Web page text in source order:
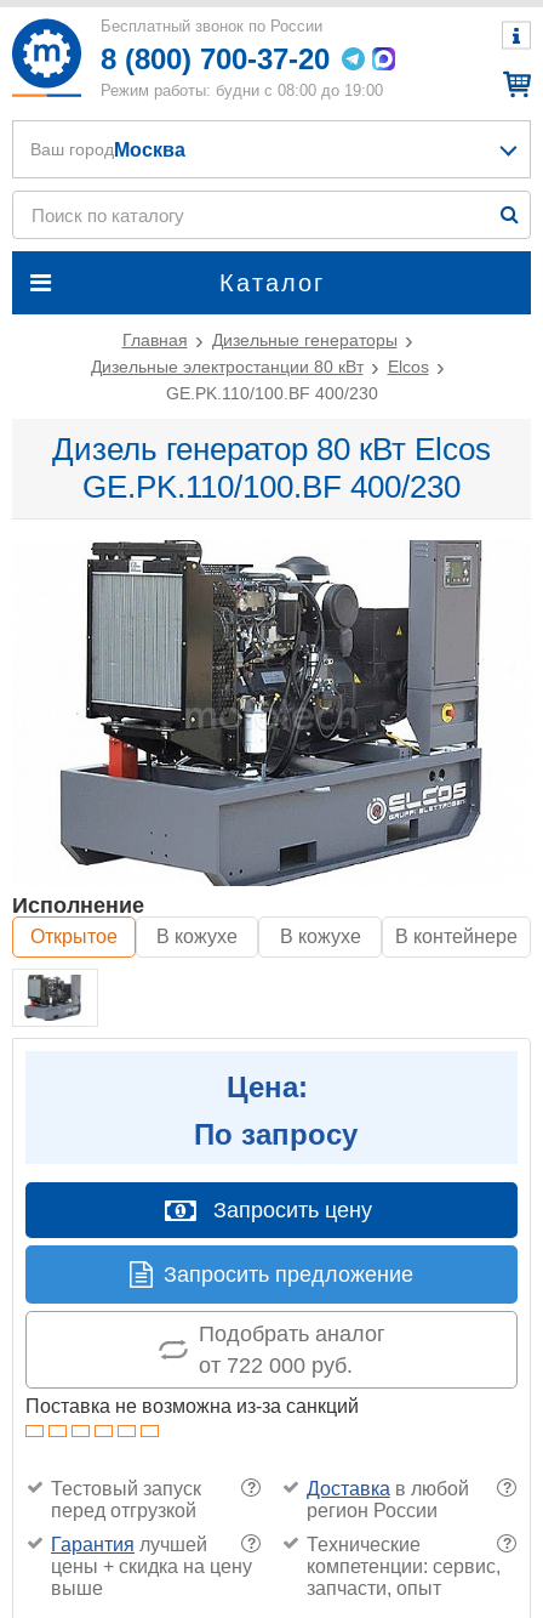
Бесплатный звонок по России
8 (800) 700-37-20
Режим работы: будни с 08:00 до 19:00
Каталог
Ваш город Москва
Главная
Дизельные генераторы
Дизельные электростанции 80 кВт
Elcos
GE.PK.110/100.BF 400/230
Дизель генератор 80 кВт Elcos
GE.PK.110/100.BF 400/230
Исполнение
Открытое В кожухе В кожухе В контейнере
Цена:
По запросу
Запросить цену
Запросить предложение
Подобрать аналог
от 722 000 руб.
Поставка не возможна из-за санкций
?
Тестовый запуск
перед отгрузкой
?
Доставка в любой
регион России
?
Гарантия лучшей
цены + скидка на цену
выше
?
Технические
компетенции: сервис,
запчасти, опыт